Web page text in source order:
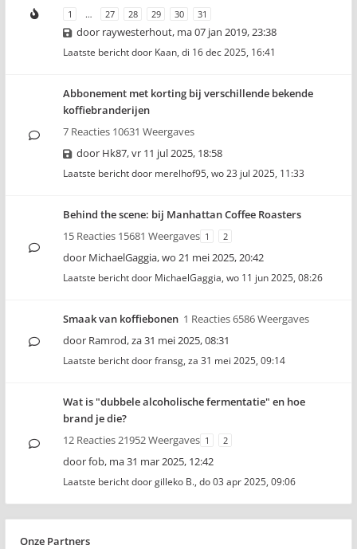
1 … 27 28 29 30 31
door raywesterhout, ma 07 jan 2019, 23:38
Laatste bericht door Kaan, di 16 dec 2025, 16:41
Abbonement met korting bij verschillende bekende
koffiebranderijen
7 Reacties 10631 Weergaves
door Hk87,vr 11 jul 2025, 18:58
Laatste bericht door merelhof95, wo 23 jul 2025, 11:33
Behind the scene: bij Manhattan Coffee Roasters
15 Reacties 15681 Weergaves 1 2
door MichaelGaggia,wo 21 mei 2025, 20:42
Laatste bericht door MichaelGaggia, wo 11 jun 2025, 08:26
Smaak van koffiebonen 1 Reacties 6586 Weergaves
door Ramrod,za 31 mei 2025, 08:31
Laatste bericht doorfransg, za 31 mei 2025, 09:14
Wat is "dubbele alcoholische fermentatie" en hoe
brand je die?
12 Reacties 21952 Weergaves 1 2
doorfob, ma 31 mar 2025, 12:42
Laatste bericht doorgilleko B., do 03 apr 2025, 09:06
Onze Partners